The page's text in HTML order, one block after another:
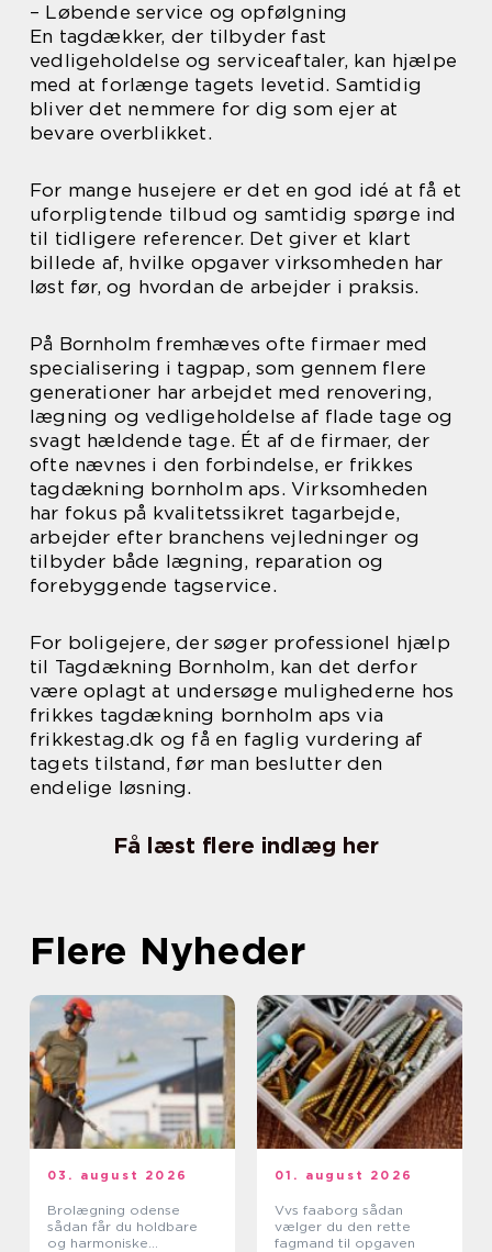
– Løbende service og opfølgning
En tagdækker, der tilbyder fast
vedligeholdelse og serviceaftaler, kan hjælpe
med at forlænge tagets levetid. Samtidig
bliver det nemmere for dig som ejer at
bevare overblikket.
For mange husejere er det en god idé at få et
uforpligtende tilbud og samtidig spørge ind
til tidligere referencer. Det giver et klart
billede af, hvilke opgaver virksomheden har
løst før, og hvordan de arbejder i praksis.
På Bornholm fremhæves ofte firmaer med
specialisering i tagpap, som gennem flere
generationer har arbejdet med renovering,
lægning og vedligeholdelse af flade tage og
svagt hældende tage. Ét af de firmaer, der
ofte nævnes i den forbindelse, er frikkes
tagdækning bornholm aps. Virksomheden
har fokus på kvalitetssikret tagarbejde,
arbejder efter branchens vejledninger og
tilbyder både lægning, reparation og
forebyggende tagservice.
For boligejere, der søger professionel hjælp
til Tagdækning Bornholm, kan det derfor
være oplagt at undersøge mulighederne hos
frikkes tagdækning bornholm aps via
frikkestag.dk og få en faglig vurdering af
tagets tilstand, før man beslutter den
endelige løsning.
Få læst flere indlæg her
Flere Nyheder
03. august 2026
Brolægning odense
sådan får du holdbare
og harmoniske
01. august 2026
Vvs faaborg sådan
vælger du den rette
fagmand til opgaven